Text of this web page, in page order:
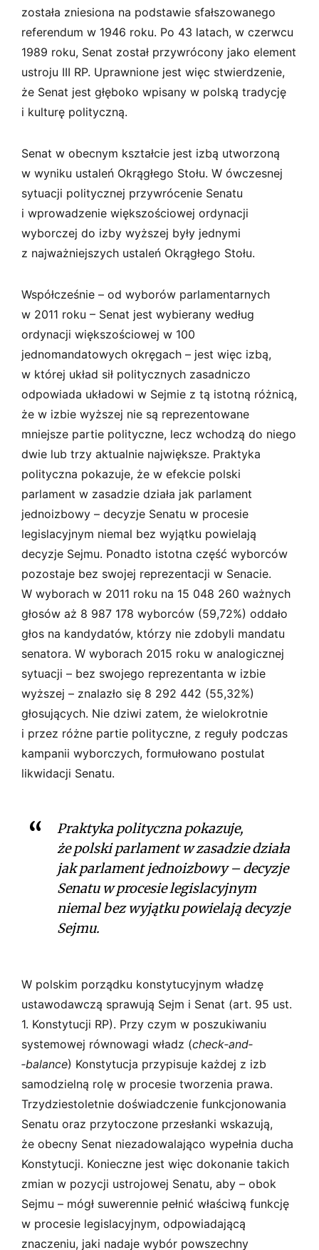
została zniesiona na podstawie sfałszowanego
referendum w 1946 roku. Po 43 latach, w czerwcu
1989 roku, Senat został przywrócony jako element
ustroju III RP. Uprawnione jest więc stwierdzenie,
że Senat jest głęboko wpisany w polską tradycję
i kulturę polityczną.
Senat w obecnym kształcie jest izbą utworzoną
w wyniku ustaleń Okrągłego Stołu. W ówczesnej
sytuacji politycznej przywrócenie Senatu
i wprowadzenie większościowej ordynacji
wyborczej do izby wyższej były jednymi
z najważniejszych ustaleń Okrągłego Stołu.
Współcześnie – od wyborów parlamentarnych
w 2011 roku – Senat jest wybierany według
ordynacji większościowej w 100
jednomandatowych okręgach – jest więc izbą,
w której układ sił politycznych zasadniczo
odpowiada układowi w Sejmie z tą istotną różnicą,
że w izbie wyższej nie są reprezentowane
mniejsze partie polityczne, lecz wchodzą do niego
dwie lub trzy aktualnie największe. Praktyka
polityczna pokazuje, że w efekcie polski
parlament w zasadzie działa jak parlament
jednoizbowy – decyzje Senatu w procesie
legislacyjnym niemal bez wyjątku powielają
decyzje Sejmu. Ponadto istotna część wyborców
pozostaje bez swojej reprezentacji w Senacie.
W wyborach w 2011 roku na 15 048 260 ważnych
głosów aż 8 987 178 wyborców (59,72%) oddało
głos na kandydatów, którzy nie zdobyli mandatu
senatora. W wyborach 2015 roku w analogicznej
sytuacji – bez swojego reprezentanta w izbie
wyższej – znalazło się 8 292 442 (55,32%)
głosujących. Nie dziwi zatem, że wielokrotnie
i przez różne partie polityczne, z reguły podczas
kampanii wyborczych, formułowano postulat
likwidacji Senatu.
Praktyka polityczna pokazuje,
że polski parlament w zasadzie działa
jak parlament jednoizbowy – decyzje
Senatu w procesie legislacyjnym
niemal bez wyjątku powielają decyzje
Sejmu.
W polskim porządku konstytucyjnym władzę
ustawodawczą sprawują Sejm i Senat (art. 95 ust.
1. Konstytucji RP). Przy czym w poszukiwaniu
systemowej równowagi władz (check­‑and­
‑balance) Konstytucja przypisuje każdej z izb
samodzielną rolę w procesie tworzenia prawa.
Trzydziestoletnie doświadczenie funkcjonowania
Senatu oraz przytoczone przesłanki wskazują,
że obecny Senat niezadowalająco wypełnia ducha
Konstytucji. Konieczne jest więc dokonanie takich
zmian w pozycji ustrojowej Senatu, aby – obok
Sejmu – mógł suwerennie pełnić właściwą funkcję
w procesie legislacyjnym, odpowiadającą
znaczeniu, jaki nadaje wybór powszechny